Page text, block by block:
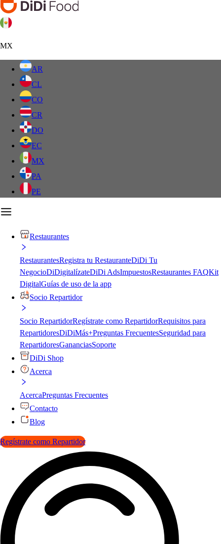
MX
AR
CL
CO
CR
DO
EC
MX
PA
PE
Restaurantes
RestaurantesRegistra tu RestauranteDiDi Tu
NegocioDiDigitalízateDiDi AdsImpuestosRestaurantes FAQKit
DigitalGuías de uso de la app
Socio Repartidor
Socio RepartidorRegístrate como RepartidorRequisitos para
RepartidoresDiDiMás+Preguntas FrecuentesSeguridad para
RepartidoresGananciasSoporte
DiDi Shop
Acerca
AcercaPreguntas Frecuentes
Contacto
Blog
Regístrate como Repartidor